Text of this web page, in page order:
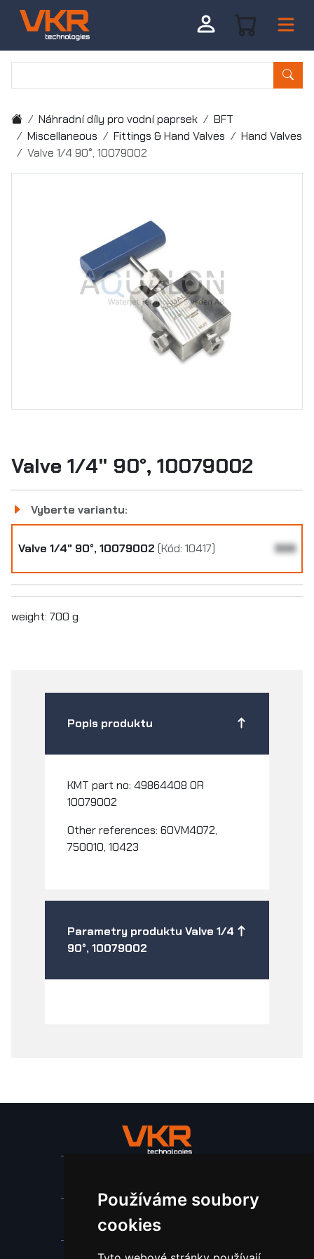
Používáme soubory
cookies
Náhradní díly pro vodní paprsek
BFT
Miscellaneous
Fittings & Hand Valves
Hand Valves
Valve 1/4 90°, 10079002
Valve 1/4" 90°, 10079002
Vyberte variantu:
Valve 1/4" 90°, 10079002 (Kód: 10417) 999
weight: 700 g
Popis produktu
KMT part no: 49864408 OR
10079002
Other references: 60VM4072,
750010, 10423
Parametry produktu Valve 1/4
90°, 10079002
Nástroje pro ohraňovací lisy